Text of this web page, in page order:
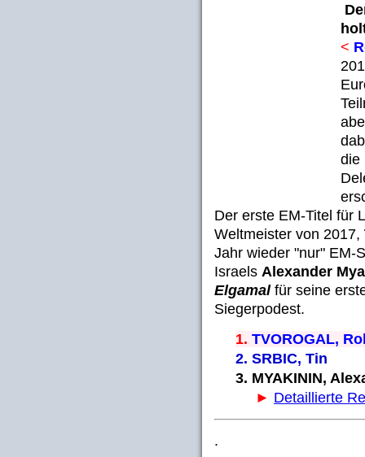
<
die
Der erste EM-Titel für
Weltmeister von 2017,
Jahr wieder "nur" EM-
Israels Alexander
Elgamalfür seine
Siegerpodest.
1. TVOROGAL,
2. SRBIC,
3. MYAKININ,
► Detaillierte
.